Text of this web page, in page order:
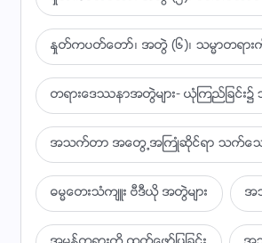
ကိုယ္ေတာ္၏ ဒဏ္ရာရေသာ စိတ္
ျပန္လည္ေပးဆပ္ရန္ ဒုကၡမ်ိဳးစုံကို
ပန္းကေလးမ်ား တစ္ဖန္ ဖူးပြင့္လ
သိုးသငယ္ေနာက္လိုက္ၿပီး သီခ်င္း
ႏႈတ္ကပတ္ေတာ္၊ အတြဲ (၆)၊ သမၼာတရား
တရားေဒႆနာအတြဲမ်ား- ယုံၾကည္ျခင္း၌ သမ
အသက္တာ အေတြ႕အႀကဳံဆိုင္ရာ သက္ေသ
ဓမၼေတးသံက်ဴး ဗီဒီယို အတြဲမ်ား အ